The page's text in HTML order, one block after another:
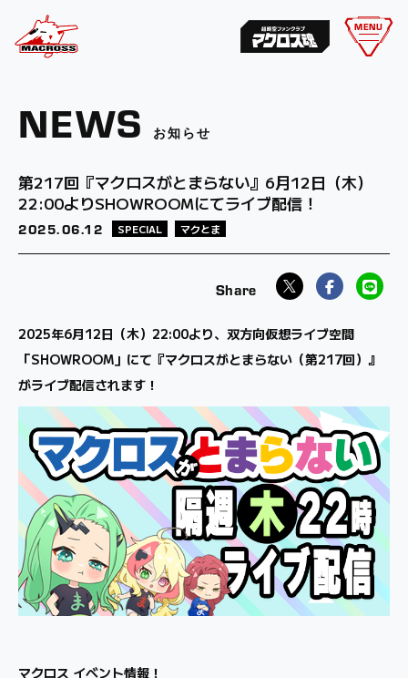
MENU
NEWS お知らせ
第217回『マクロスがとまらない』6月12日（木）
22:00よりSHOWROOMにてライブ配信！
2025.06.12 SPECIAL マクとま
2025年6月12日（木）22:00より、双方向仮想ライブ空間
「SHOWROOM」にて『マクロスがとまらない（第217回）』
がライブ配信されます！
マクロス イベント情報！